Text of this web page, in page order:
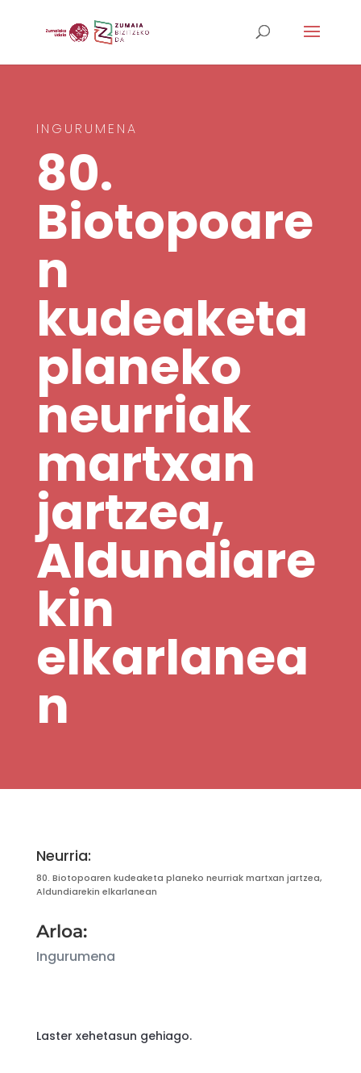
INGURUMENA
80.
Biotopoare
n
kudeaketa
planeko
neurriak
martxan
jartzea,
Aldundiare
kin
elkarlanea
n
Neurria:
80. Biotopoaren kudeaketa planeko neurriak martxan jartzea,
Aldundiarekin elkarlanean
Arloa:
Ingurumena
Laster xehetasun gehiago.